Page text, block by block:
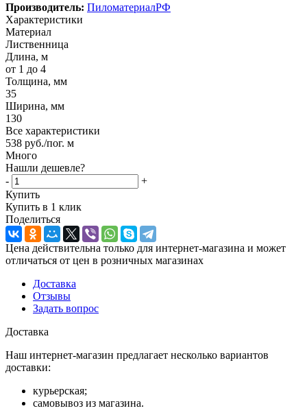
Производитель: ПиломатериалРФ
Характеристики
Материал
Лиственница
Длина, м
от 1 до 4
Толщина, мм
35
Ширина, мм
130
Все характеристики
538 руб./пог. м
Много
Нашли дешевле?
-
+
Купить
Купить в 1 клик
Поделиться
Цена действительна только для интернет-магазина и может
отличаться от цен в розничных магазинах
Доставка
Отзывы
Задать вопрос
Доставка
Наш интернет-магазин предлагает несколько вариантов
доставки:
курьерская;
самовывоз из магазина.